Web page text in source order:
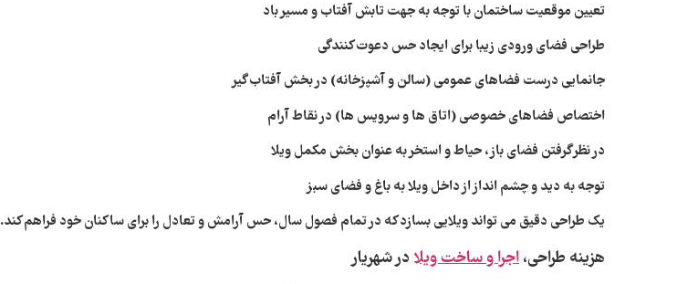
تعیین موقعیت ساختمان با توجه به جهت تابش آفتاب و مسیر باد
طراحی فضای ورودی زیبا برای ایجاد حس دعوت‌ کنندگی
جانمایی درست فضاهای عمومی (سالن و آشپزخانه) در بخش آفتاب‌ گیر
اختصاص فضاهای خصوصی (اتاق‌ ها و سرویس‌ ها) در نقاط آرام‌
در نظر گرفتن فضای باز، حیاط و استخر به‌ عنوان بخش مکمل ویلا
توجه به دید و چشم‌ انداز از داخل ویلا به باغ و فضای سبز
یک طراحی دقیق می‌ تواند ویلایی بسازد که در تمام فصول سال، حس آرامش و تعادل را برای ساکنان خود فراهم کند.
هزینه طراحی،اجرا و ساخت ویلا در شهریار